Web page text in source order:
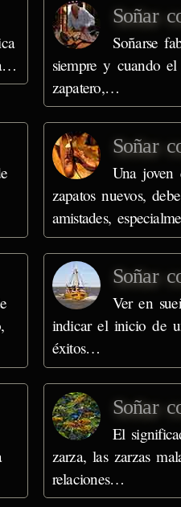
Soñar
Soñarse
siempre y cuando
zapatero,…
Soñar
Una joven
zapatos nuevos,
amistades,
Soñar
Ver en
indicar el inicio de
éxitos…
Soñar
El
zarza, las zarzas
relaciones…